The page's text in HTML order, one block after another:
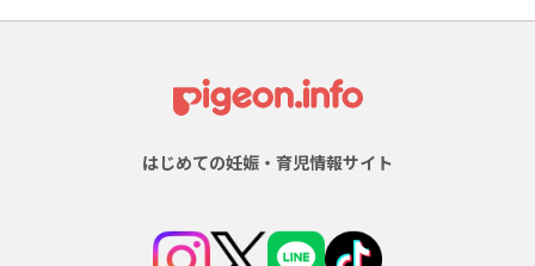
はじめての妊娠・育児情報サイト